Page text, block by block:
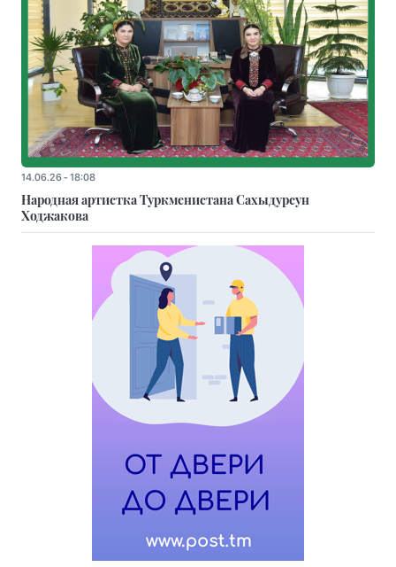
14.06.26 - 18:08
Народная артистка Туркменистана Сахыдурсун
Ходжакова